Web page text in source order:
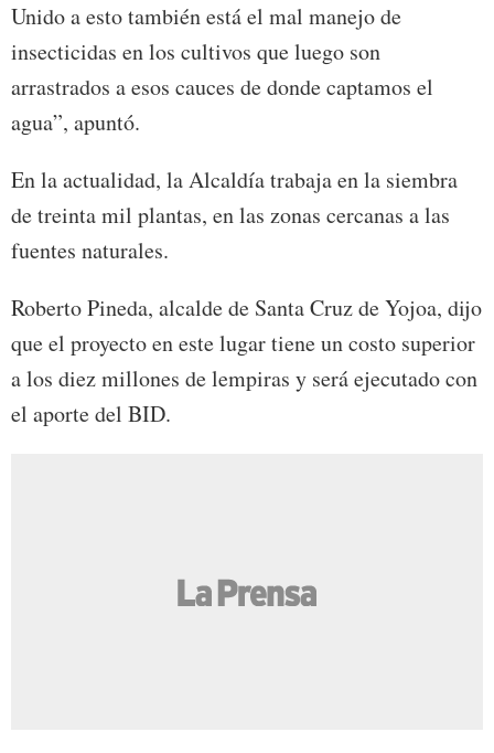
Unido a esto también está el mal manejo de
insecticidas en los cultivos que luego son
arrastrados a esos cauces de donde captamos el
agua”, apuntó.
En la actualidad, la Alcaldía trabaja en la siembra
de treinta mil plantas, en las zonas cercanas a las
fuentes naturales.
Roberto Pineda, alcalde de Santa Cruz de Yojoa, dijo
que el proyecto en este lugar tiene un costo superior
a los diez millones de lempiras y será ejecutado con
el aporte del BID.